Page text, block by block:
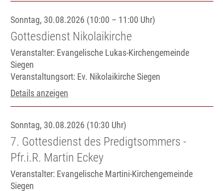
Sonntag, 30.08.2026 (10:00 – 11:00 Uhr)
Gottesdienst Nikolaikirche
Veranstalter: Evangelische Lukas-Kirchengemeinde
Siegen
Veranstaltungsort: Ev. Nikolaikirche Siegen
Details anzeigen
Sonntag, 30.08.2026 (10:30 Uhr)
7. Gottesdienst des Predigtsommers -
Pfr.i.R. Martin Eckey
Veranstalter: Evangelische Martini-Kirchengemeinde
Siegen